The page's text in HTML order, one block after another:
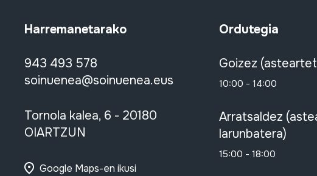
Harremanetarako
943 493 578
soinuenea@soinuenea.eus
Tornola kalea, 6 - 20180
OIARTZUN
Google Maps-en ikusi
Ordutegia
Goizez
10:00 - 14:00
Arratsaldez
larunbatera)
15:00 - 18:00